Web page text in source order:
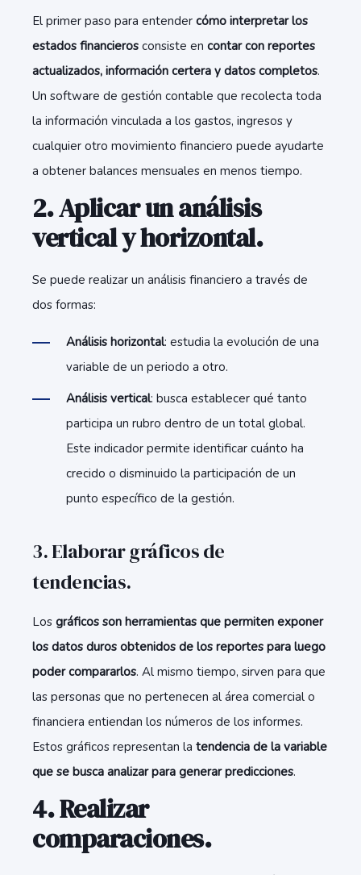
El primer paso para entender cómo interpretar los
estados financieros consiste en contar con reportes
actualizados, información certera y datos completos.
Un software de gestión contable que recolecta toda
la información vinculada a los gastos, ingresos y
cualquier otro movimiento financiero puede ayudarte
a obtener balances mensuales en menos tiempo.
2. Aplicar un análisis
vertical y horizontal.
Se puede realizar un análisis financiero a través de
dos formas:
Análisis horizontal: estudia la evolución de una
variable de un periodo a otro.
Análisis vertical: busca establecer qué tanto
participa un rubro dentro de un total global.
Este indicador permite identificar cuánto ha
crecido o disminuido la participación de un
punto específico de la gestión.
3. Elaborar gráficos de
tendencias.
Los gráficos son herramientas que permiten exponer
los datos duros obtenidos de los reportes para luego
poder compararlos. Al mismo tiempo, sirven para que
las personas que no pertenecen al área comercial o
financiera entiendan los números de los informes.
Estos gráficos representan la tendencia de la variable
que se busca analizar para generar predicciones.
4. Realizar
comparaciones.